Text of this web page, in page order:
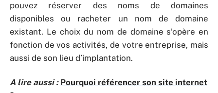
pouvez réserver des noms de domaines
disponibles ou racheter un nom de domaine
existant. Le choix du nom de domaine s’opère en
fonction de vos activités, de votre entreprise, mais
aussi de son lieu d’implantation.
A lire aussi : Pourquoi référencer son site internet